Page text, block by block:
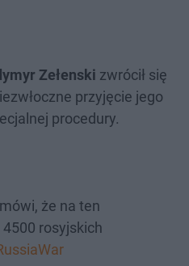
Zełenski zwrócił się
przyjęcie jego
procedury.
że na ten
rosyjskich